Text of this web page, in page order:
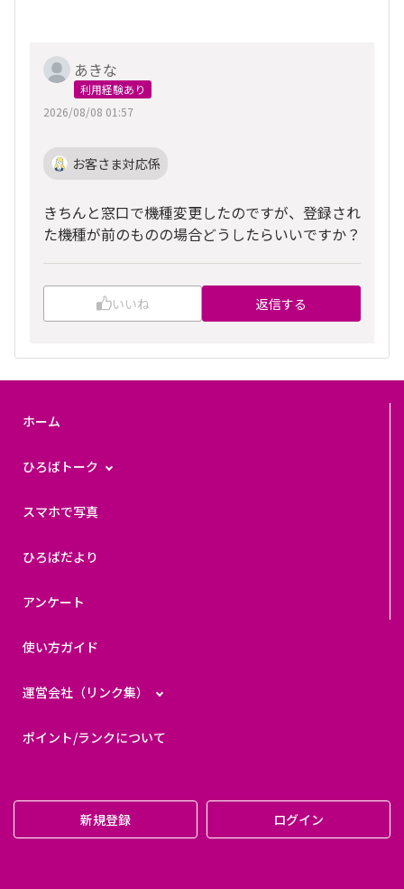
あきな
利用経験あり
2026/08/08 01:57
お客さま対応係
きちんと窓口で機種変更したのですが、登録され
た機種が前のものの場合どうしたらいいですか？
いいね 返信する
ホーム
ひろばトーク
スマホで写真
ひろばだより
アンケート
使い方ガイド
運営会社（リンク集）
ポイント/ランクについて
新規登録 ログイン